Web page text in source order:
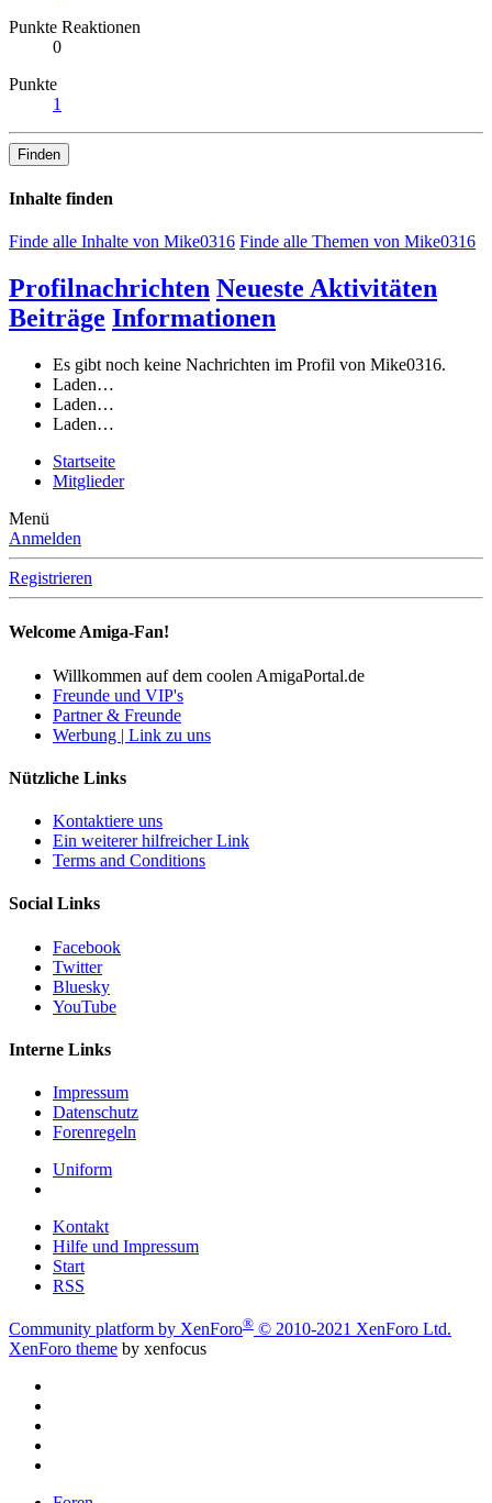
Punkte Reaktionen
0
Punkte
1
Finden
Inhalte finden
Finde alle Inhalte von Mike0316 Finde alle Themen von Mike0316
Profilnachrichten Neueste Aktivitäten
Beiträge Informationen
Es gibt noch keine Nachrichten im Profil von Mike0316.
Laden…
Laden…
Laden…
Startseite
Mitglieder
Menü
Anmelden
Registrieren
Welcome Amiga-Fan!
Willkommen auf dem coolen AmigaPortal.de
Freunde und VIP's
Partner & Freunde
Werbung | Link zu uns
Nützliche Links
Kontaktiere uns
Ein weiterer hilfreicher Link
Terms and Conditions
Social Links
Facebook
Twitter
Bluesky
YouTube
Interne Links
Impressum
Datenschutz
Forenregeln
Uniform
Kontakt
Hilfe und Impressum
Start
RSS
Community platform by XenForo® © 2010-2021 XenForo Ltd.
XenForo theme by xenfocus